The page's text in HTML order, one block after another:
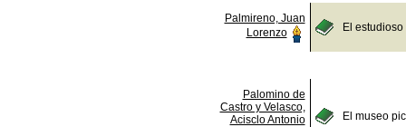
Palmireno, Juan
Lorenzo
El
Palomino de
Castro y Velasco,
Acisclo Antonio
El museo